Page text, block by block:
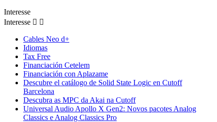
Interesse
Interesse  
Cables Neo d+
Idiomas
Tax Free
Financiación Cetelem
Financiación con Aplazame
Descubre el catálogo de Solid State Logic en Cutoff
Barcelona
Descubra as MPC da Akai na Cutoff
Universal Audio Apollo X Gen2: Novos pacotes Analog
Classics e Analog Classics Pro